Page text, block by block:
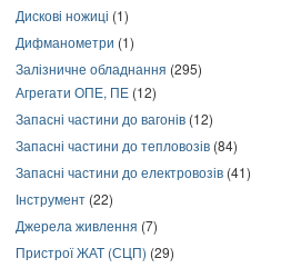
Дискові ножиці (1)
Дифманометри (1)
Залізничне обладнання (295)
Агрегати ОПЕ, ПЕ (12)
Запасні частини до вагонів (12)
Запасні частини до тепловозів (84)
Запасні частини до електровозів (41)
Інструмент (22)
Джерела живлення (7)
Пристрої ЖАТ (СЦП) (29)